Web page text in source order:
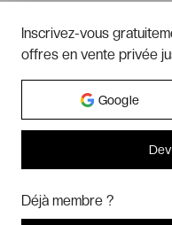
Inscrivez-vous
offres en vente privée
Google
Déjà membre ?
Marketing? Vous pouvez